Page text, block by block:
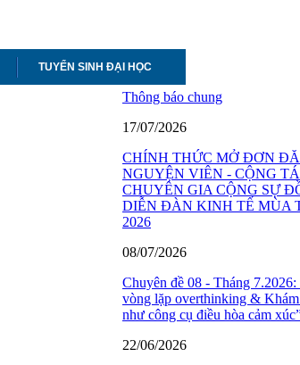
TUYỂN SINH ĐẠI HỌC
Thông báo chung
17/07/2026
CHÍNH THỨC MỞ ĐƠN
NGUYỆN VIÊN - CỘNG
CHUYÊN GIA CỘNG SỰ
DIỄN ĐÀN KINH TẾ MÙA
2026
08/07/2026
Chuyên đề 08 - Tháng
vòng lặp overthinking & Khám
như công cụ điều hòa cảm
22/06/2026